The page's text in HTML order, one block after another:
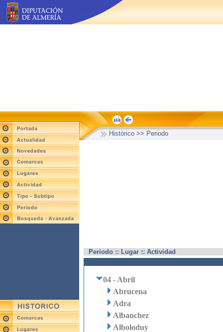
Histórico >> Periodo
Periodo :: Lugar :: Actividad
04 - Abril
Abrucena
Adra
Albanchez
Alboloduy